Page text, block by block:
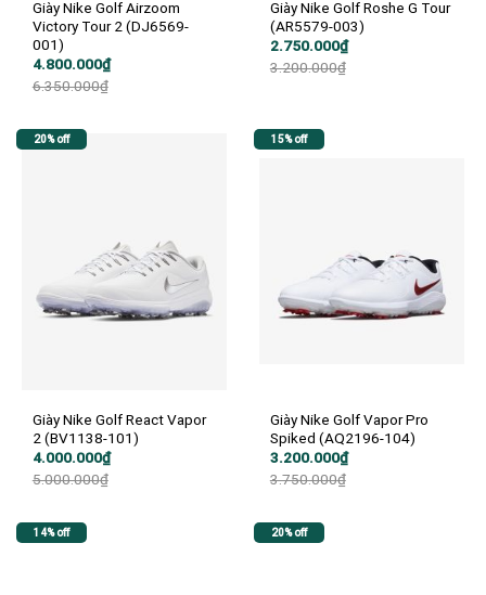
Giày Nike Golf Airzoom
Victory Tour 2 (DJ6569-
001)
6.350.000₫
Giá
gốc
là:
4.800.000₫
Giá
hiện
tại
Giày Nike Golf Roshe G Tour
(AR5579-003)
3.200.000₫
Giá
gốc
là:
2.750.000₫
Giá
hiện
tại
20% off
Giày Nike Golf React Vapor
2 (BV1138-101)
5.000.000₫
Giá
là:
4.000.000₫
Giá
tại
15% off
Giày Nike Golf Vapor Pro
Spiked (AQ2196-104)
3.750.000₫
Giá
là:
3.200.000₫
Giá
tại
14% off 20% off